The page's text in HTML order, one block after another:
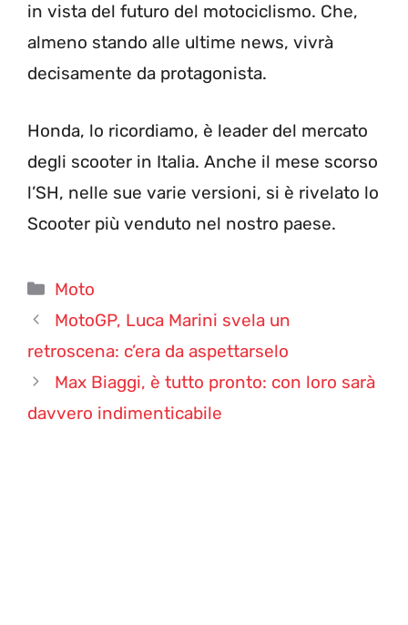
in vista del futuro del motociclismo. Che,
almeno stando alle ultime news, vivrà
decisamente da protagonista.
Honda, lo ricordiamo, è leader del mercato
degli scooter in Italia. Anche il mese scorso
l’SH, nelle sue varie versioni, si è rivelato lo
Scooter più venduto nel nostro paese.
Categorie
Moto
MotoGP, Luca Marini svela un
retroscena: c’era da aspettarselo
Max Biaggi, è tutto pronto: con loro sarà
davvero indimenticabile